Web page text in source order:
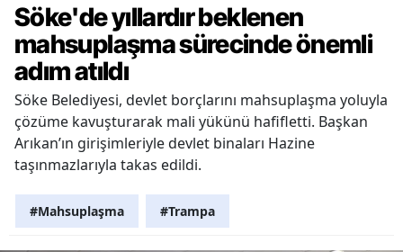
Söke'de yıllardır beklenen
mahsuplaşma sürecinde önemli
adım atıldı
Söke Belediyesi, devlet borçlarını mahsuplaşma yoluyla
çözüme kavuşturarak mali yükünü hafifletti. Başkan
Arıkan’ın girişimleriyle devlet binaları Hazine
taşınmazlarıyla takas edildi.
#Mahsuplaşma #Trampa